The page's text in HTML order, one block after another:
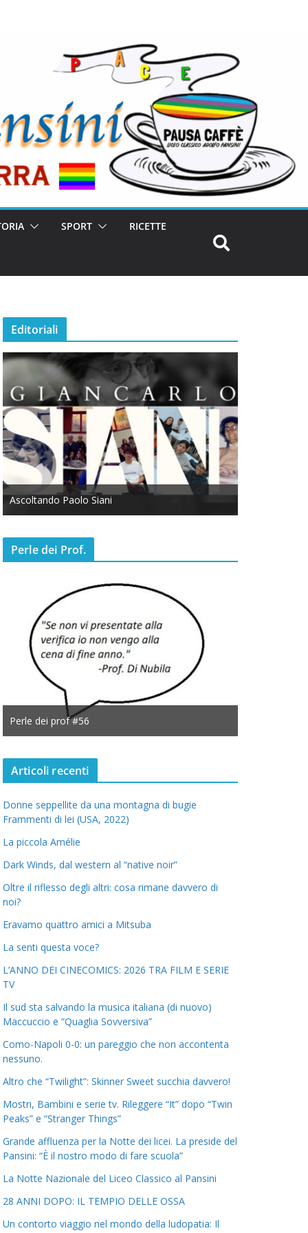
SPORT RICETTE
Editoriali
Ascoltando Paolo Siani
Perle dei Prof.
Perle dei prof #56
Articoli recenti
Donne seppellite da una montagna di bugie
Frammenti di lei (USA, 2022)
La piccola Amélie
Dark Winds, dal western al “native noir”
Oltre il riflesso degli altri: cosa rimane davvero di
noi?
Eravamo quattro amici a Mitsuba
La senti questa voce?
L’ANNO DEI CINECOMICS: 2026 TRA FILM E SERIE
TV
Il sud sta salvando la musica italiana (di nuovo)
Maccuccio e “Quaglia Sovversiva”
Como-Napoli 0-0: un pareggio che non accontenta
nessuno.
Altro che “Twilight”: Skinner Sweet succhia davvero!
Mostri, Bambini e serie tv. Rileggere “It” dopo “Twin
Peaks” e “Stranger Things”
Grande affluenza per la Notte dei licei. La preside del
Pansini: “È il nostro modo di fare scuola”
La Notte Nazionale del Liceo Classico al Pansini
28 ANNI DOPO: IL TEMPIO DELLE OSSA
Un contorto viaggio nel mondo della ludopatia: Il